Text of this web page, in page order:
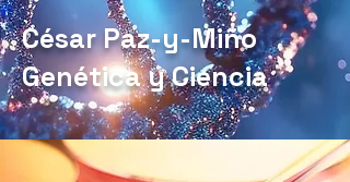
César Paz-y-Miño
Genética y Ciencia